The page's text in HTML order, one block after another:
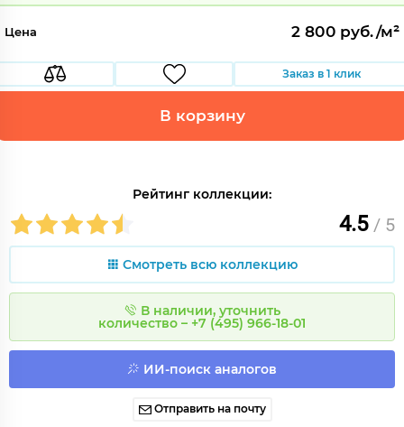
Цена 2 800 руб./м²
Заказ в 1 клик
В корзину
Рейтинг коллекции:
4.5 / 5
Смотреть всю коллекцию
В наличии, уточнить
количество – +7 (495) 966-18-01
ИИ-поиск аналогов
Отправить на почту